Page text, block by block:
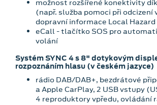
možnost rozšířené konektivity
(např. služba pomoci při odcizení
dopravní informace Local
eCall - tlačítko SOS pro
volání
Systém SYNC 4 s 8" dotykovým
rozpoznáním hlasu (v českém jazyce)
rádio DAB/DAB+, bezdrátové
a Apple CarPlay, 2 USB vstupy
4 reproduktory vpředu, ovládání